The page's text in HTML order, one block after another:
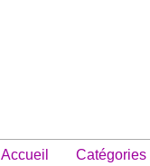
Accueil Catégories